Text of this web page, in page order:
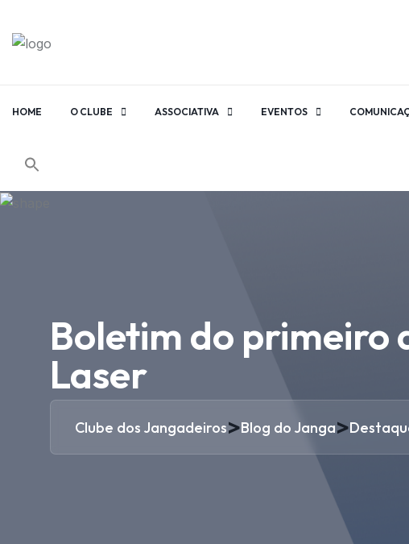
HOME O CLUBE ASSOCIATIVA EVENTOS
Boletim do primeiro
Laser
Clube dos Jangadeiros>Blog do Janga>